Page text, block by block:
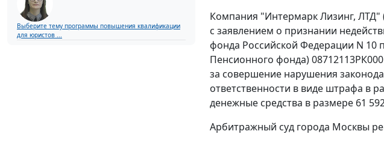
Выберите тему программы повышения квалификации
для юристов ...
Компания "Интермарк Лизинг, ЛТД"
с заявлением о признании
фонда Российской Федерации N 10
Пенсионного фонда)
за совершение нарушения
ответственности в виде штрафа в
денежные средства в размере 61
Арбитражный суд города Москвы